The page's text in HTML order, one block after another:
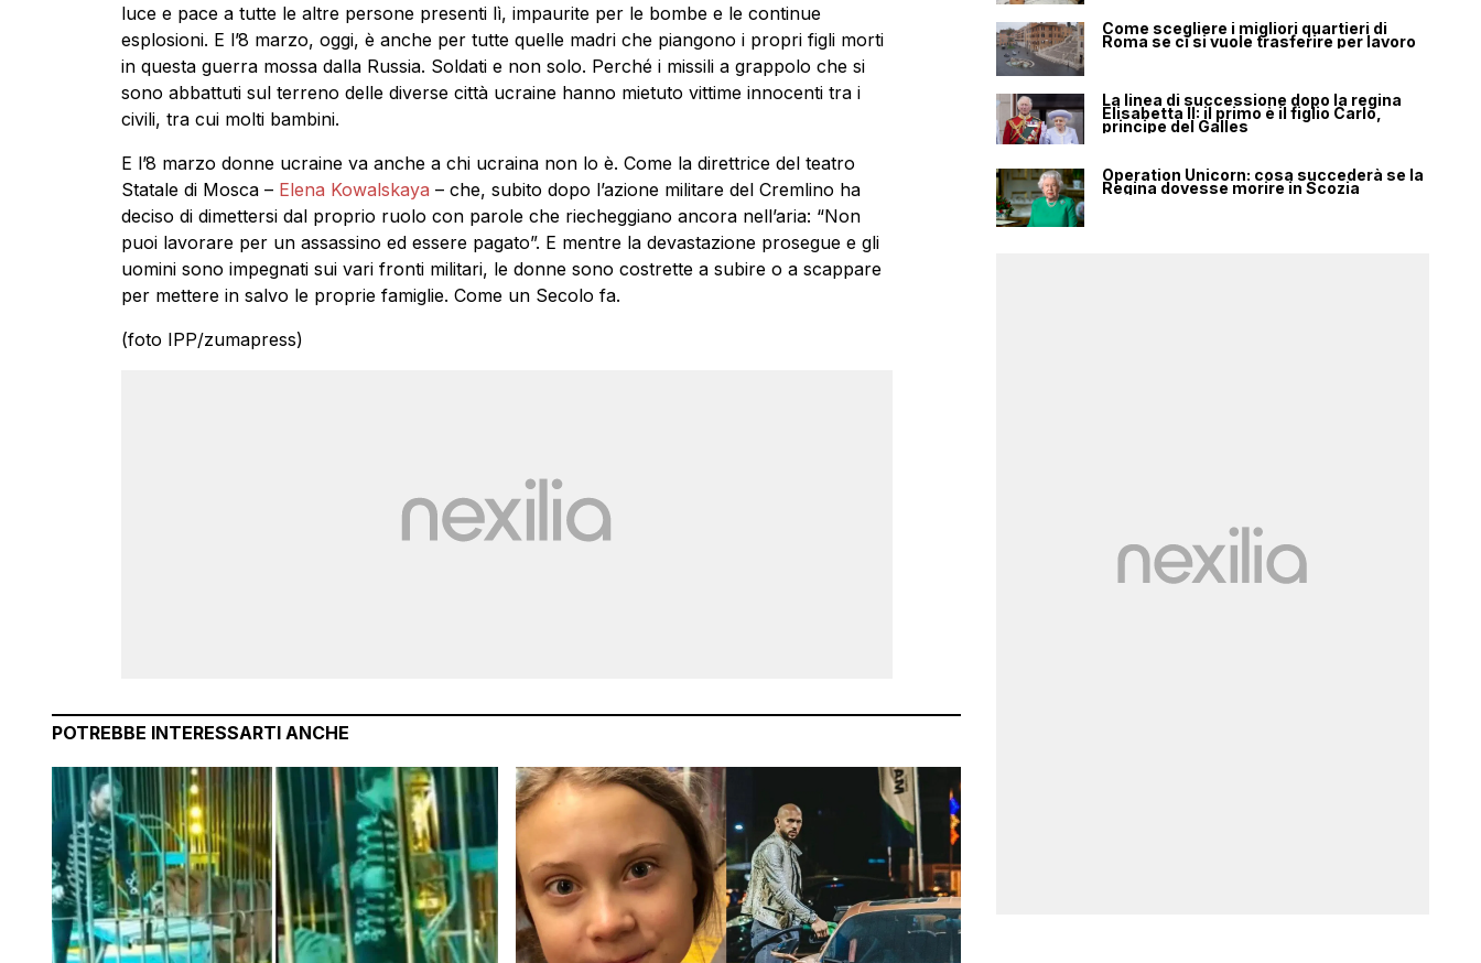
luce e pace a tutte le altre persone presenti lì, impaurite per le bombe e le continue
esplosioni. E l’8 marzo, oggi, è anche per tutte quelle madri che piangono i propri figli morti
in questa guerra mossa dalla Russia. Soldati e non solo. Perché i missili a grappolo che si
sono abbattuti sul terreno delle diverse città ucraine hanno mietuto vittime innocenti tra i
civili, tra cui molti bambini.
E l’8 marzo donne ucraine va anche a chi ucraina non lo è. Come la direttrice del teatro
Statale di Mosca – Elena Kowalskaya – che, subito dopo l’azione militare del Cremlino ha
deciso di dimettersi dal proprio ruolo con parole che riecheggiano ancora nell’aria: “Non
puoi lavorare per un assassino ed essere pagato”. E mentre la devastazione prosegue e gli
uomini sono impegnati sui vari fronti militari, le donne sono costrette a subire o a scappare
per mettere in salvo le proprie famiglie. Come un Secolo fa.
(foto IPP/zumapress)
POTREBBE INTERESSARTI ANCHE
Come scegliere i migliori quartieri di
Roma se ci si vuole trasferire per lavoro
La linea di successione dopo la regina
Elisabetta II: il primo è il figlio Carlo,
principe del Galles
Operation Unicorn: cosa succederà se la
Regina dovesse morire in Scozia